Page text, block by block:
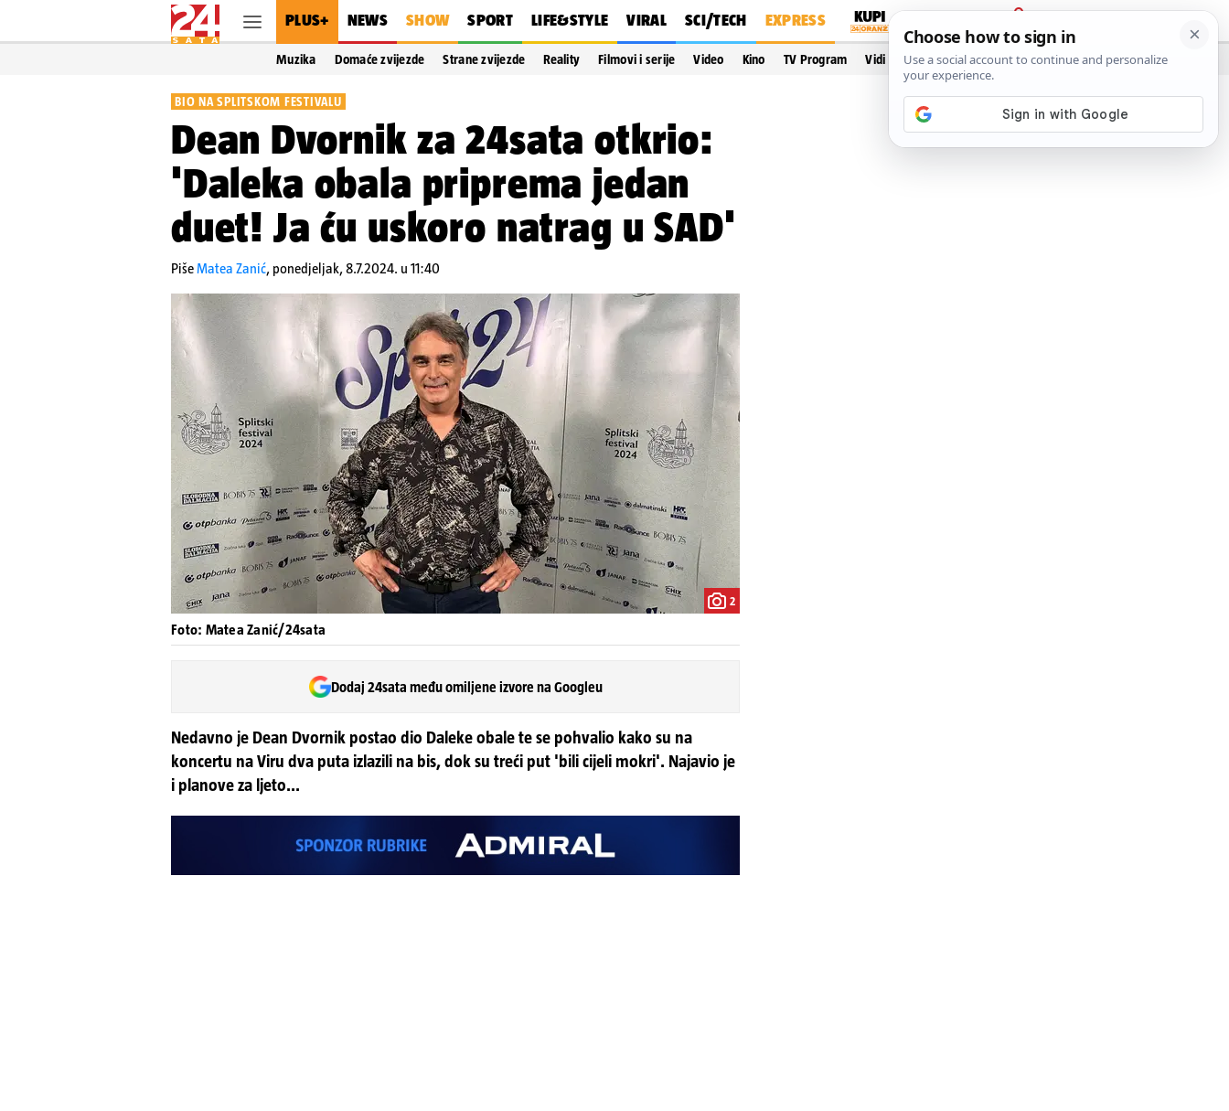
PLUS+ NEWS SHOW SPORT LIFE&STYLE VIRAL SCI/TECH EXPRESS
PRIJAVA
Muzika Domaće zvijezde Strane zvijezde Reality Filmovi i serije Video Kino TV Program Vidi još…
BIO NA SPLITSKOM FESTIVALU
Dean Dvornik za 24sata otkrio:
'Daleka obala priprema jedan
duet! Ja ću uskoro natrag u SAD'
PišeMatea Zanić, ponedjeljak, 8.7.2024. u 11:40
2
Foto: Matea Zanić/24sata
Dodaj 24sata među omiljene izvore na Googleu
Nedavno je Dean Dvornik postao dio Daleke obale te se pohvalio kako su na
koncertu na Viru dva puta izlazili na bis, dok su treći put 'bili cijeli mokri'. Najavio je
i planove za ljeto...